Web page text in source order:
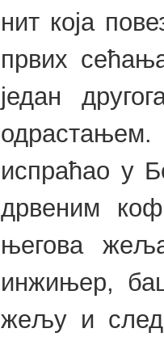
нит која
првих
један
испраћао у
дрвеним
његова
инжињер,
жељу и